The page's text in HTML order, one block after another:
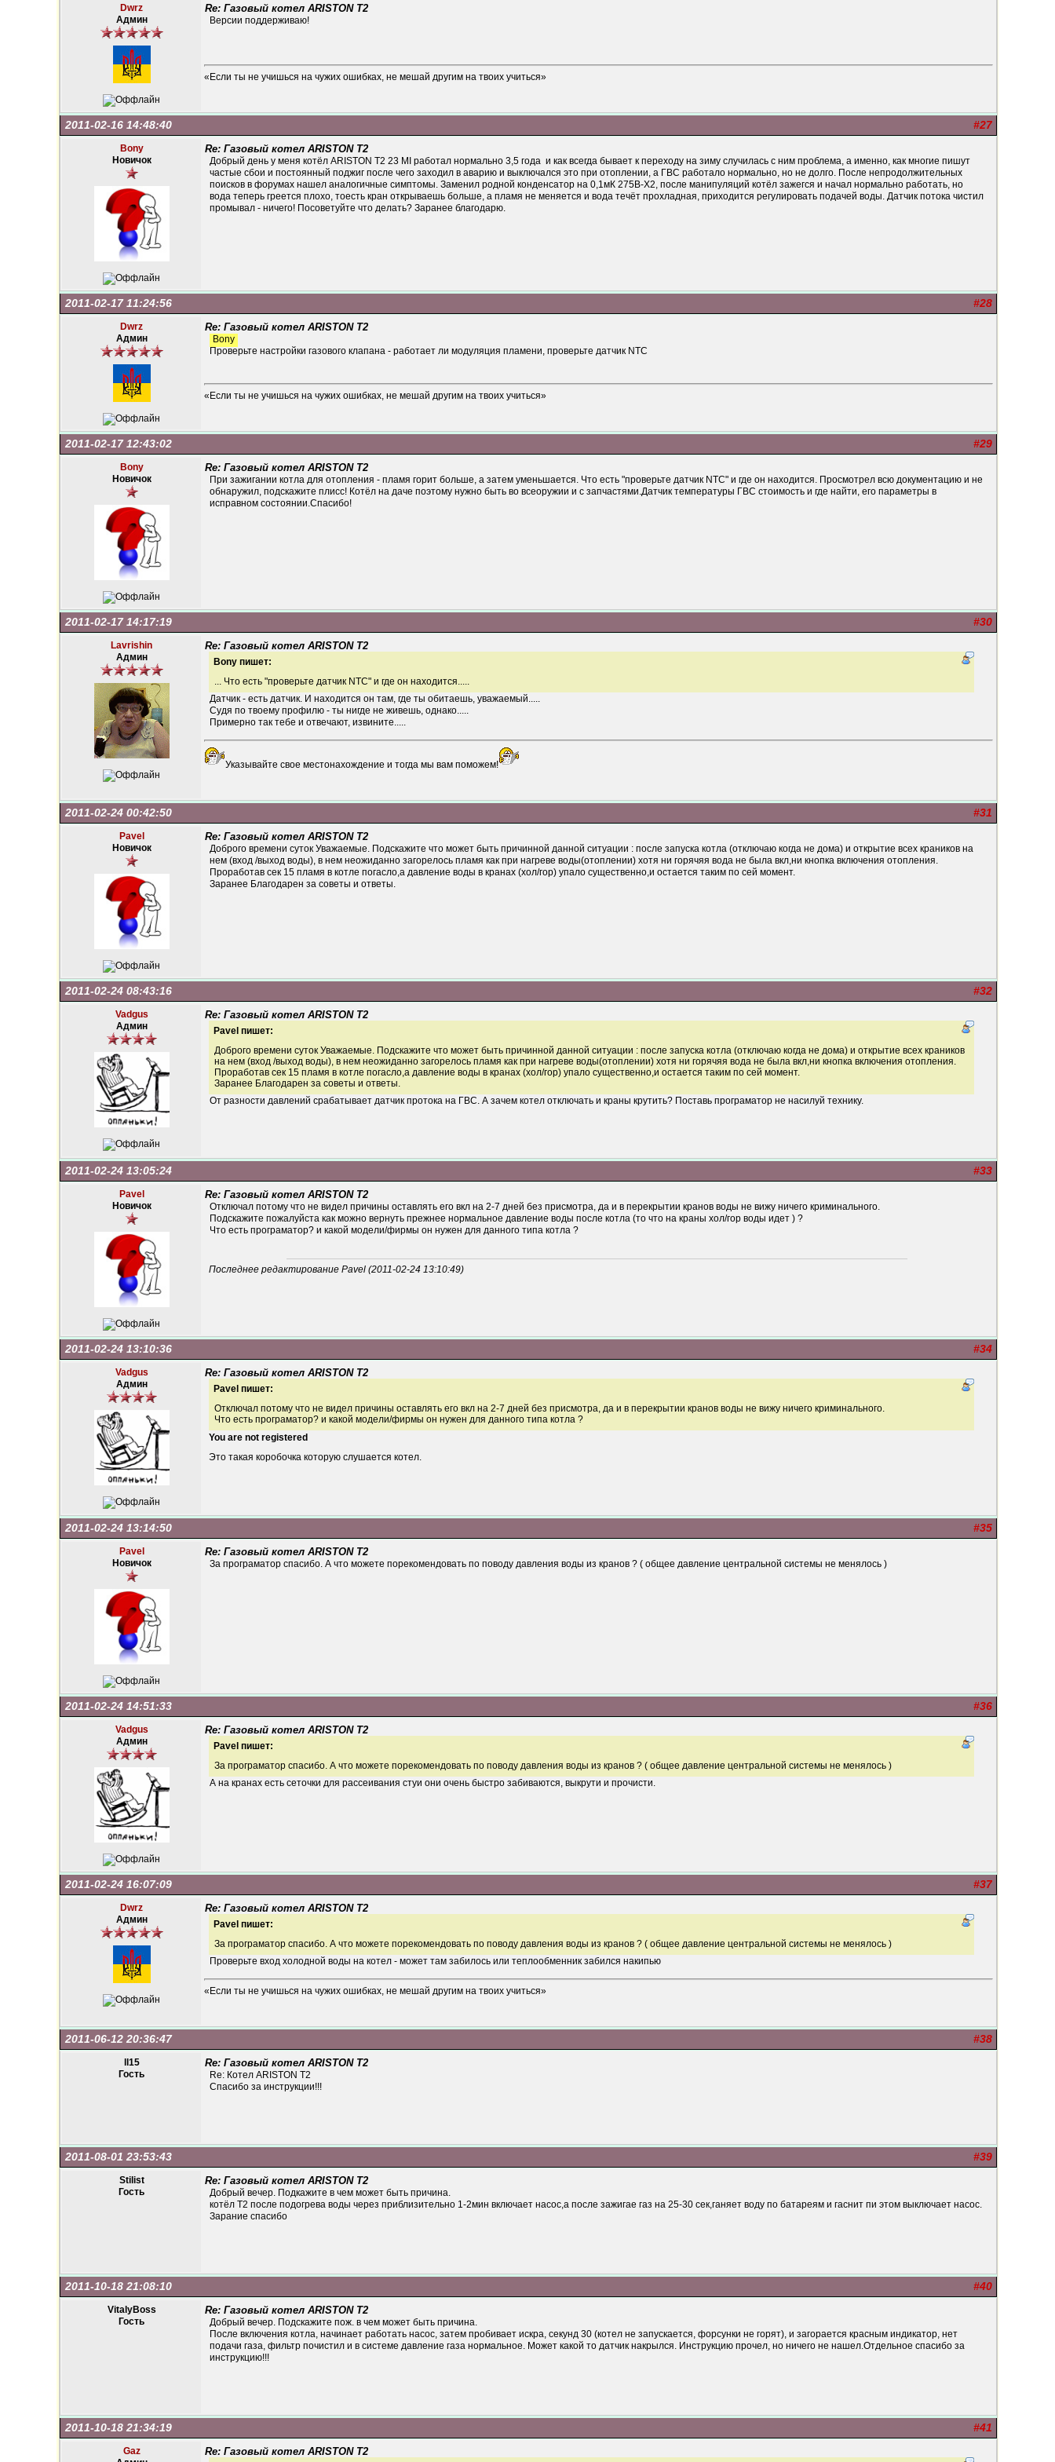
Dwrz
Админ
Re: Газовый котел ARISTON T2
Версии поддерживаю!
«Если ты не учишься на чужих ошибках, не мешай другим на твоих учиться»
#27
2011-02-16 14:48:40
Bony
Новичок
Re: Газовый котел ARISTON T2
Добрый день у меня котёл ARISTON T2 23 MI работал нормально 3,5 года и как всегда бывает к переходу на зиму случилась с ним проблема, а именно, как многие пишут
частые сбои и постоянный поджиг после чего заходил в аварию и выключался это при отоплении, а ГВС работало нормально, но не долго. После непродолжительных
поисков в форумах нашел аналогичные симптомы. Заменил родной конденсатор на 0,1мК 275В-Х2, после манипуляций котёл зажегся и начал нормально работать, но
вода теперь греется плохо, тоесть кран открываешь больше, а пламя не меняется и вода течёт прохладная, приходится регулировать подачей воды. Датчик потока чистил
промывал - ничего! Посоветуйте что делать? Заранее благодарю.
#28
2011-02-17 11:24:56
Dwrz
Админ
Re: Газовый котел ARISTON T2
Bony
Проверьте настройки газового клапана - работает ли модуляция пламени, проверьте датчик NTC
«Если ты не учишься на чужих ошибках, не мешай другим на твоих учиться»
#29
2011-02-17 12:43:02
Bony
Новичок
Re: Газовый котел ARISTON T2
При зажигании котла для отопления - пламя горит больше, а затем уменьшается. Что есть "проверьте датчик NTC" и где он находится. Просмотрел всю документацию и не
обнаружил, подскажите плисс! Котёл на даче поэтому нужно быть во всеоружии и с запчастями.Датчик температуры ГВС стоимость и где найти, его параметры в
исправном состоянии.Спасибо!
#30
2011-02-17 14:17:19
Lavrishin
Админ
Re: Газовый котел ARISTON T2
Bony пишет:
... Что есть "проверьте датчик NTC" и где он находится.....
Датчик - есть датчик. И находится он там, где ты обитаешь, уважаемый.....
Судя по твоему профилю - ты нигде не живешь, однако.....
Примерно так тебе и отвечают, извините.....
Указывайте свое местонахождение и тогда мы вам поможем!
#31
2011-02-24 00:42:50
Pavel
Новичок
Re: Газовый котел ARISTON T2
Доброго времени суток Уважаемые. Подскажите что может быть причинной данной ситуации : после запуска котла (отключаю когда не дома) и открытие всех краников на
нем (вход /выход воды), в нем неожиданно загорелось пламя как при нагреве воды(отоплении) хотя ни горячяя вода не была вкл,ни кнопка включения отопления.
Проработав сек 15 пламя в котле погасло,а давление воды в кранах (хол/гор) упало существенно,и остается таким по сей момент.
Заранее Благодарен за советы и ответы.
#32
2011-02-24 08:43:16
Vadgus
Админ
Re: Газовый котел ARISTON T2
Pavel пишет:
Доброго времени суток Уважаемые. Подскажите что может быть причинной данной ситуации : после запуска котла (отключаю когда не дома) и открытие всех краников
на нем (вход /выход воды), в нем неожиданно загорелось пламя как при нагреве воды(отоплении) хотя ни горячяя вода не была вкл,ни кнопка включения отопления.
Проработав сек 15 пламя в котле погасло,а давление воды в кранах (хол/гор) упало существенно,и остается таким по сей момент.
Заранее Благодарен за советы и ответы.
От разности давлений срабатывает датчик протока на ГВС. А зачем котел отключать и краны крутить? Поставь програматор не насилуй технику.
#33
2011-02-24 13:05:24
Pavel
Новичок
Re: Газовый котел ARISTON T2
Отключал потому что не видел причины оставлять его вкл на 2-7 дней без присмотра, да и в перекрытии кранов воды не вижу ничего криминального.
Подскажите пожалуйста как можно вернуть прежнее нормальное давление воды после котла (то что на краны хол/гор воды идет ) ?
Что есть програматор? и какой модели/фирмы он нужен для данного типа котла ?
Последнее редактирование Pavel (2011-02-24 13:10:49)
#34
2011-02-24 13:10:36
Vadgus
Админ
Re: Газовый котел ARISTON T2
Pavel пишет:
Отключал потому что не видел причины оставлять его вкл на 2-7 дней без присмотра, да и в перекрытии кранов воды не вижу ничего криминального.
Что есть програматор? и какой модели/фирмы он нужен для данного типа котла ?
You are not registered
Это такая коробочка которую слушается котел.
#35
2011-02-24 13:14:50
Pavel
Новичок
Re: Газовый котел ARISTON T2
За програматор спасибо. А что можете порекомендовать по поводу давления воды из кранов ? ( общее давление центральной системы не менялось )
#36
2011-02-24 14:51:33
Vadgus
Админ
Re: Газовый котел ARISTON T2
Pavel пишет:
За програматор спасибо. А что можете порекомендовать по поводу давления воды из кранов ? ( общее давление центральной системы не менялось )
А на кранах есть сеточки для рассеивания стуи они очень быстро забиваются, выкрути и прочисти.
#37
2011-02-24 16:07:09
Dwrz
Админ
Re: Газовый котел ARISTON T2
Pavel пишет:
За програматор спасибо. А что можете порекомендовать по поводу давления воды из кранов ? ( общее давление центральной системы не менялось )
Проверьте вход холодной воды на котел - может там забилось или теплообменник забился накипью
«Если ты не учишься на чужих ошибках, не мешай другим на твоих учиться»
#38
2011-06-12 20:36:47
ll15
Гость
Re: Газовый котел ARISTON T2
Re: Котел ARISTON T2
Спасибо за инструкции!!!
#39
2011-08-01 23:53:43
Stilist
Гость
Re: Газовый котел ARISTON T2
Добрый вечер. Подкажите в чем может быть причина.
котёл Т2 после подогрева воды через приблизительно 1-2мин включает насос,а после зажигае газ на 25-30 сек,ганяет воду по батареям и гаснит пи этом выключает насос.
Зарание спасибо
#40
2011-10-18 21:08:10
VitalyBoss
Гость
Re: Газовый котел ARISTON T2
Добрый вечер. Подскажите пож. в чем может быть причина.
После включения котла, начинает работать насос, затем пробивает искра, секунд 30 (котел не запускается, форсунки не горят), и загорается красным индикатор, нет
подачи газа, фильтр почистил и в системе давление газа нормальное. Может какой то датчик накрылся. Инструкцию прочел, но ничего не нашел.Отдельное спасибо за
инструкцию!!!
#41
2011-10-18 21:34:19
Gaz
Re: Газовый котел ARISTON T2